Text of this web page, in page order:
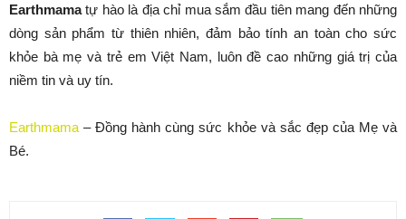
Earthmamatự hào là địa chỉ mua sắm đầu tiên mang đến những
dòng sản phẩm từ thiên nhiên, đảm bảo tính an toàn cho sức
khỏe bà mẹ và trẻ em Việt Nam, luôn đề cao những giá trị của
niềm tin và uy tín.
Earthmama – Đồng hành cùng sức khỏe và sắc đẹp của Mẹ và
Bé.